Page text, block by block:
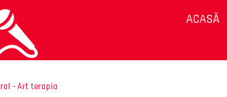
ACASĂ
- Art terapia